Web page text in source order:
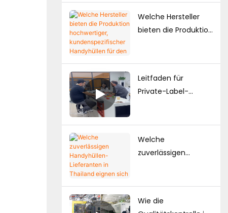
Welche Hersteller
bieten die Produktion
japanischen Markt
an?
Leitfaden für
Private-Label-
eigene
Handyhüllenkollektio
Welche
zuverlässigen
für langfristige
Wie die